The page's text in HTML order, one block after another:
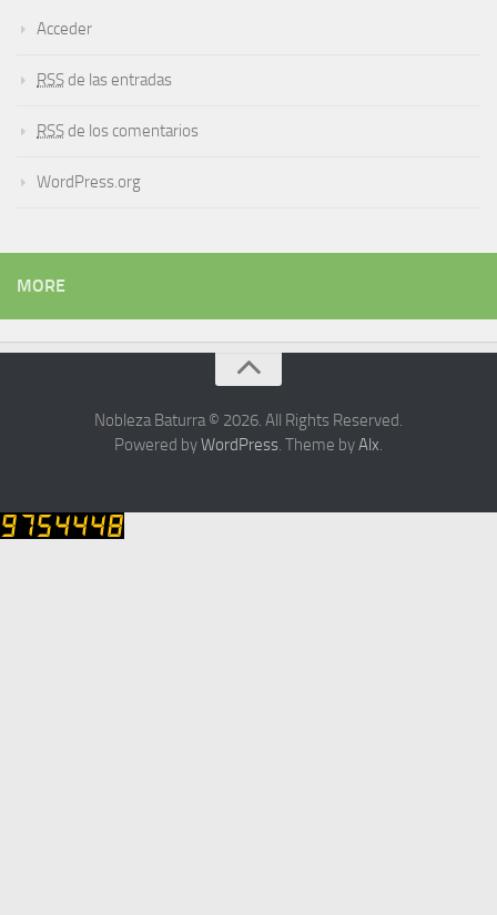
Acceder
RSS de las entradas
RSS de los comentarios
WordPress.org
MORE
Nobleza Baturra © 2026. All Rights Reserved.
Powered byWordPress. Theme byAlx.